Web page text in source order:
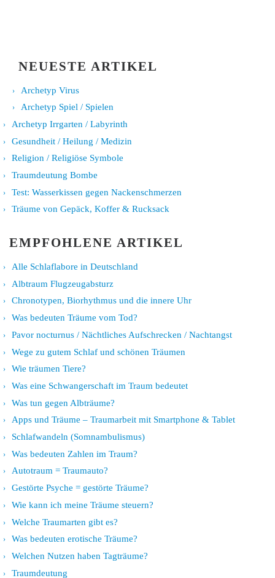
NEUESTE ARTIKEL
Archetyp Virus
Archetyp Spiel / Spielen
Archetyp Irrgarten / Labyrinth
Gesundheit / Heilung / Medizin
Religion / Religiöse Symbole
Traumdeutung Bombe
Test: Wasserkissen gegen Nackenschmerzen
Träume von Gepäck, Koffer & Rucksack
EMPFOHLENE ARTIKEL
Alle Schlaflabore in Deutschland
Albtraum Flugzeugabsturz
Chronotypen, Biorhythmus und die innere Uhr
Was bedeuten Träume vom Tod?
Pavor nocturnus / Nächtliches Aufschrecken / Nachtangst
Wege zu gutem Schlaf und schönen Träumen
Wie träumen Tiere?
Was eine Schwangerschaft im Traum bedeutet
Was tun gegen Albträume?
Apps und Träume – Traumarbeit mit Smartphone & Tablet
Schlafwandeln (Somnambulismus)
Was bedeuten Zahlen im Traum?
Autotraum = Traumauto?
Gestörte Psyche = gestörte Träume?
Wie kann ich meine Träume steuern?
Welche Traumarten gibt es?
Was bedeuten erotische Träume?
Welchen Nutzen haben Tagträume?
Traumdeutung